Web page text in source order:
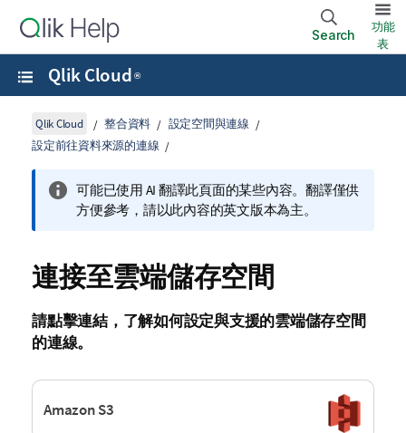
Search
功能
表
Qlik Cloud ®
Qlik Cloud 整合資料
設定空間與連線
設定前往資料來源的連線
可能已使用 AI 翻譯此頁面的某些內容。翻譯僅供
方便參考，請以此內容的英文版本為主。
連接至雲端儲存空間
請點擊連結，了解如何設定與支援的雲端儲存空間
的連線。
Amazon S3